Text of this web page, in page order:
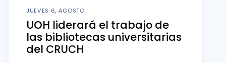
JUEVES 6, AGOSTO
UOH liderará el trabajo de
las bibliotecas universitarias
del CRUCH